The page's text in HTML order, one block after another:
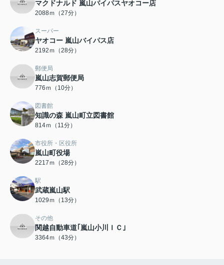
マクドナルド 嵐山バイパスヤオコー店
2088ｍ（27分）
スーパー
ヤオコー 嵐山バイパス店
2192ｍ（28分）
郵便局
嵐山志賀郵便局
776ｍ（10分）
図書館
知識の森 嵐山町立図書館
814ｍ（11分）
市役所・区役所
嵐山町役場
2217ｍ（28分）
駅
武蔵嵐山駅
1029ｍ（13分）
その他
関越自動車道｢嵐山小川ＩＣ｣
3364ｍ（43分）